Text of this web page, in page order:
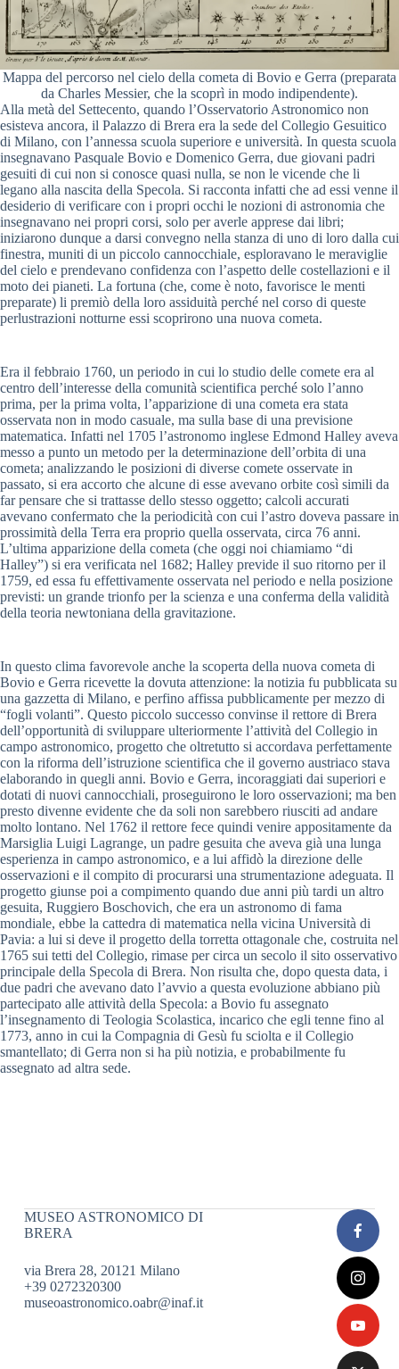
Mappa del percorso nel cielo della cometa di Bovio e Gerra (preparata
da Charles Messier, che la scoprì in modo indipendente).
Alla metà del Settecento, quando l’Osservatorio Astronomico non
esisteva ancora, il Palazzo di Brera era la sede del Collegio Gesuitico
di Milano, con l’annessa scuola superiore e università. In questa scuola
insegnavano Pasquale Bovio e Domenico Gerra, due giovani padri
gesuiti di cui non si conosce quasi nulla, se non le vicende che li
legano alla nascita della Specola. Si racconta infatti che ad essi venne il
desiderio di verificare con i propri occhi le nozioni di astronomia che
insegnavano nei propri corsi, solo per averle apprese dai libri;
iniziarono dunque a darsi convegno nella stanza di uno di loro dalla cui
finestra, muniti di un piccolo cannocchiale, esploravano le meraviglie
del cielo e prendevano confidenza con l’aspetto delle costellazioni e il
moto dei pianeti. La fortuna (che, come è noto, favorisce le menti
preparate) li premiò della loro assiduità perché nel corso di queste
perlustrazioni notturne essi scoprirono una nuova cometa.
Era il febbraio 1760, un periodo in cui lo studio delle comete era al
centro dell’interesse della comunità scientifica perché solo l’anno
prima, per la prima volta, l’apparizione di una cometa era stata
osservata non in modo casuale, ma sulla base di una previsione
matematica. Infatti nel 1705 l’astronomo inglese Edmond Halley aveva
messo a punto un metodo per la determinazione dell’orbita di una
cometa; analizzando le posizioni di diverse comete osservate in
passato, si era accorto che alcune di esse avevano orbite così simili da
far pensare che si trattasse dello stesso oggetto; calcoli accurati
avevano confermato che la periodicità con cui l’astro doveva passare in
prossimità della Terra era proprio quella osservata, circa 76 anni.
L’ultima apparizione della cometa (che oggi noi chiamiamo “di
Halley”) si era verificata nel 1682; Halley previde il suo ritorno per il
1759, ed essa fu effettivamente osservata nel periodo e nella posizione
previsti: un grande trionfo per la scienza e una conferma della validità
della teoria newtoniana della gravitazione.
In questo clima favorevole anche la scoperta della nuova cometa di
Bovio e Gerra ricevette la dovuta attenzione: la notizia fu pubblicata su
una gazzetta di Milano, e perfino affissa pubblicamente per mezzo di
“fogli volanti”. Questo piccolo successo convinse il rettore di Brera
dell’opportunità di sviluppare ulteriormente l’attività del Collegio in
campo astronomico, progetto che oltretutto si accordava perfettamente
con la riforma dell’istruzione scientifica che il governo austriaco stava
elaborando in quegli anni. Bovio e Gerra, incoraggiati dai superiori e
dotati di nuovi cannocchiali, proseguirono le loro osservazioni; ma ben
presto divenne evidente che da soli non sarebbero riusciti ad andare
molto lontano. Nel 1762 il rettore fece quindi venire appositamente da
Marsiglia Luigi Lagrange, un padre gesuita che aveva già una lunga
esperienza in campo astronomico, e a lui affidò la direzione delle
osservazioni e il compito di procurarsi una strumentazione adeguata. Il
progetto giunse poi a compimento quando due anni più tardi un altro
gesuita, Ruggiero Boschovich, che era un astronomo di fama
mondiale, ebbe la cattedra di matematica nella vicina Università di
Pavia: a lui si deve il progetto della torretta ottagonale che, costruita nel
1765 sui tetti del Collegio, rimase per circa un secolo il sito osservativo
principale della Specola di Brera. Non risulta che, dopo questa data, i
due padri che avevano dato l’avvio a questa evoluzione abbiano più
partecipato alle attività della Specola: a Bovio fu assegnato
l’insegnamento di Teologia Scolastica, incarico che egli tenne fino al
1773, anno in cui la Compagnia di Gesù fu sciolta e il Collegio
smantellato; di Gerra non si ha più notizia, e probabilmente fu
assegnato ad altra sede.
MUSEO ASTRONOMICO DI
BRERA
via Brera 28, 20121 Milano
+39 0272320300
museoastronomico.oabr@inaf.it